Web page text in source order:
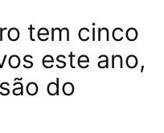
tem cinco
este ano,
do